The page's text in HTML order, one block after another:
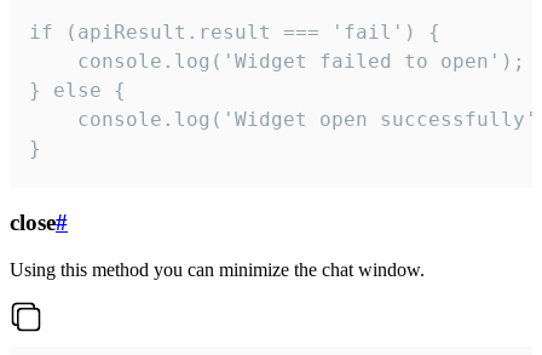
if (apiResult.result === 'fail') {
    console.log('Widget failed to open');
} else {
console.log('Widget open
}
close#
Using this method you can minimize the chat window.